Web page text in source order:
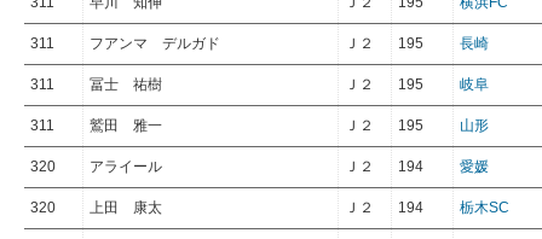
311 フアンマ デルガド Ｊ２ 195 長崎
311 冨士 祐樹 Ｊ２ 195 岐阜
311 鷲田 雅一 Ｊ２ 195 山形
320 アライール Ｊ２ 194 愛媛
320 上田 康太 Ｊ２ 194 栃木SC